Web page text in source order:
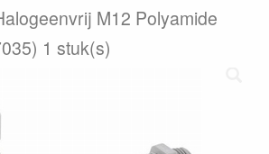
M12 Polyamide
1 stuk(s)